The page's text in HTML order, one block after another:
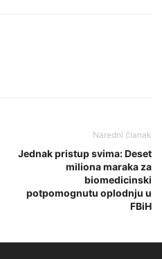
Naredni članak
Jednak pristup svima: Deset
miliona maraka za
biomedicinski
potpomognutu oplodnju u
FBiH